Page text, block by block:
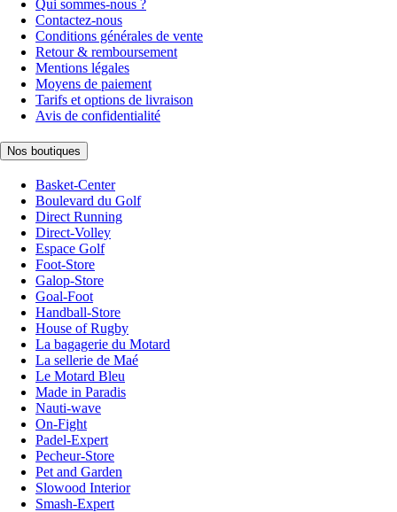
Qui sommes-nous ?
Contactez-nous
Conditions générales de vente
Retour & remboursement
Mentions légales
Moyens de paiement
Tarifs et options de livraison
Avis de confidentialité
Nos boutiques
Basket-Center
Boulevard du Golf
Direct Running
Direct-Volley
Espace Golf
Foot-Store
Galop-Store
Goal-Foot
Handball-Store
House of Rugby
La bagagerie du Motard
La sellerie de Maé
Le Motard Bleu
Made in Paradis
Nauti-wave
On-Fight
Padel-Expert
Pecheur-Store
Pet and Garden
Slowood Interior
Smash-Expert